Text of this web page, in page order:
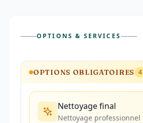
OPTIONS & SERVICES
OPTIONS OBLIGATOIRES 4
Nettoyage final
Nettoyage professionnel